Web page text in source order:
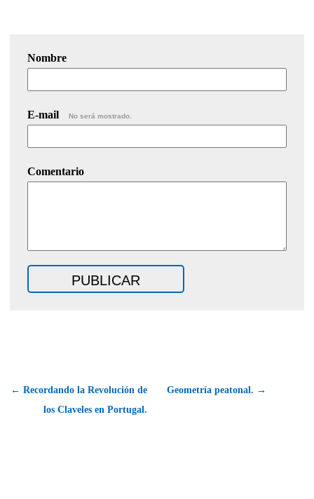
Nombre
E-mail No será mostrado.
Comentario
← Recordando la Revolución de
los Claveles en Portugal.
Geometría peatonal. →